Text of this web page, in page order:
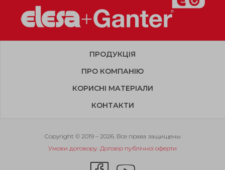
ПРОДУКЦІЯ
ПРО КОМПАНІЮ
КОРИСНІ МАТЕРІАЛИ
КОНТАКТИ
Copyright © 2019 – 2026. Все права защищены
Умови договору. Договір публічної оферти